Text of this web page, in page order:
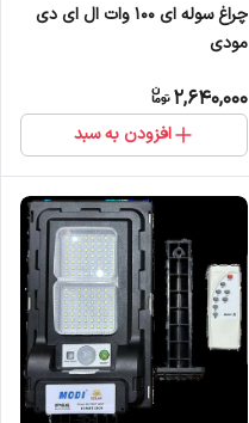
چراغ سوله ای 100 وات ال ای دی
مودی
2,640,000
افزودن به سبد